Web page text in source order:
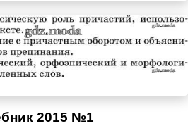
2015 №1